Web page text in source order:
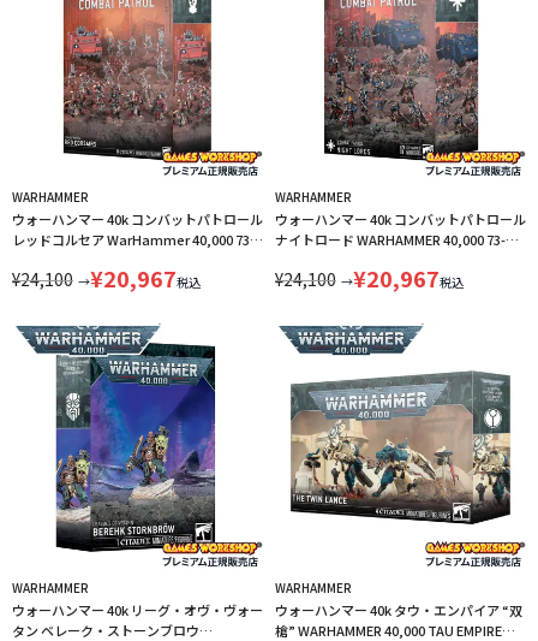
WARHAMMER
ウォーハンマー 40k コンバットパトロール
レッドコルセア WarHammer 40,000 73-
¥24,100 →¥20,967税込
WARHAMMER
ウォーハンマー 40k コンバットパトロール
ナイトロード WARHAMMER 40,000 73-
¥24,100 →¥20,967税込
WARHAMMER
ウォーハンマー 40k リーグ・オヴ・ヴォー
タン ベレーク・ストーンブロウ
WARHAMMER
ウォーハンマー 40k タウ・エンパイア “双
槍” WARHAMMER 40,000 TAU EMPIRE